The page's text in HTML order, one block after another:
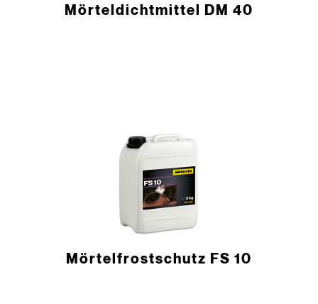
Mörteldichtmittel DM 40
Mörtelfrostschutz FS 10